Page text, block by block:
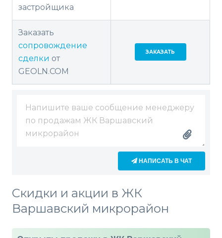
застройщика
Заказать
сопровождение
сделки от
GEOLN.COM
ЗАКАЗАТЬ
НАПИСАТЬ В ЧАТ
Скидки и акции в ЖК
Варшавский микрорайон